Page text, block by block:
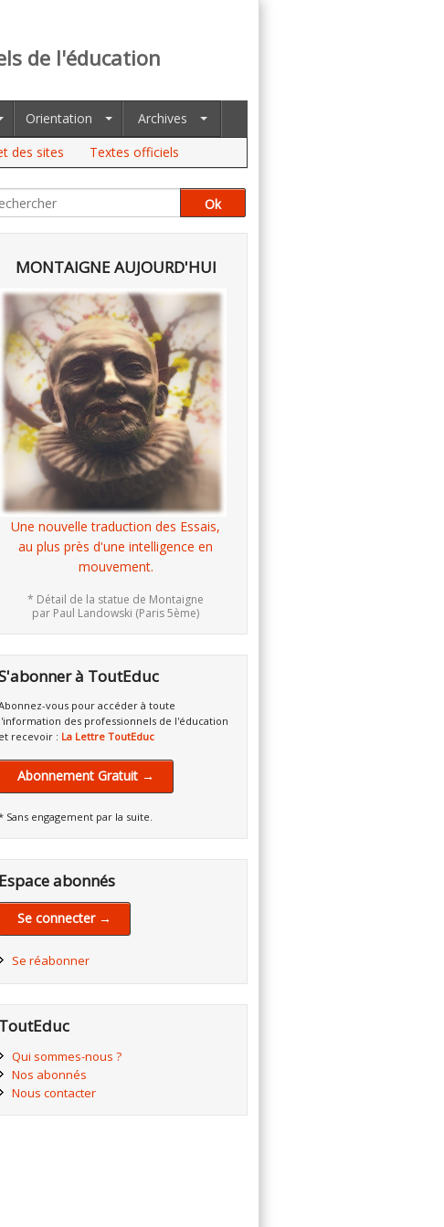
de l'éducation
Orientation
Archives
des sites Textes officiels
MONTAIGNE AUJOURD'HUI
Une nouvelle traduction des Essais,
au plus près d'une intelligence en
mouvement.
* Détail de la statue de Montaigne
par Paul Landowski (Paris 5ème)
à ToutEduc
vous pour accéder à toute
l'information des professionnels de l'éducation
et recevoir : La Lettre ToutEduc
Abonnement Gratuit →
Sans engagement par la suite.
Espace abonnés
Se connecter →
Se réabonner
ToutEduc
Qui sommes-nous ?
Nos abonnés
Nous contacter